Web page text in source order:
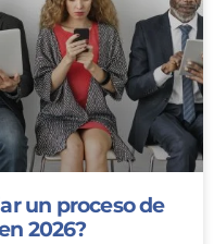
un proceso de
2026?